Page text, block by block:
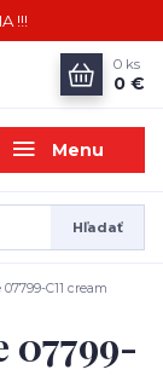
!!!
Menu
Hľadať
0 ks
0 €
C11 cream
07799-